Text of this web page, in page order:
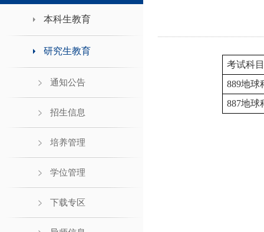
本科生教育
研究生教育
通知公告
招生信息
培养管理
学位管理
下载专区
考试科目
889地球
887地球